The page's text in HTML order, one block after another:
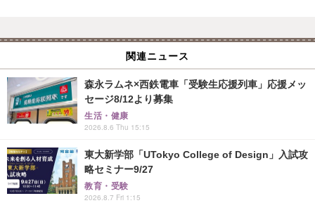
関連ニュース
森永ラムネ×西鉄電車「受験生応援列車」応援メッ
セージ8/12より募集
生活・健康
2026.8.6 Thu 15:15
東大新学部「UTokyo College of Design」入試攻
略セミナー9/27
教育・受験
2026.8.7 Fri 1:15